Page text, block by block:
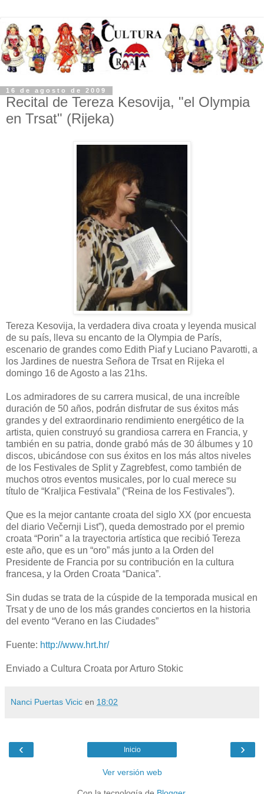
16 de agosto de 2009
Recital de Tereza Kesovija, "el Olympia
en Trsat" (Rijeka)
Tereza Kesovija, la verdadera diva croata y leyenda musical
de su país, lleva su encanto de la Olympia de París,
escenario de grandes como Edith Piaf y Luciano Pavarotti, a
los Jardines de nuestra Señora de Trsat en Rijeka el
domingo 16 de Agosto a las 21hs.
Los admiradores de su carrera musical, de una increíble
duración de 50 años, podrán disfrutar de sus éxitos más
grandes y del extraordinario rendimiento energético de la
artista, quien construyó su grandiosa carrera en Francia, y
también en su patria, donde grabó más de 30 álbumes y 10
discos, ubicándose con sus éxitos en los más altos niveles
de los Festivales de Split y Zagrebfest, como también de
muchos otros eventos musicales, por lo cual merece su
título de “Kraljica Festivala” (“Reina de los Festivales”).
Que es la mejor cantante croata del siglo XX (por encuesta
del diario Večernji List”), queda demostrado por el premio
croata “Porin” a la trayectoria artística que recibió Tereza
este año, que es un “oro” más junto a la Orden del
Presidente de Francia por su contribución en la cultura
francesa, y la Orden Croata “Danica”.
Sin dudas se trata de la cúspide de la temporada musical en
Trsat y de uno de los más grandes conciertos en la historia
del evento “Verano en las Ciudades”
Fuente: http://www.hrt.hr/
Enviado a Cultura Croata por Arturo Stokic
Nanci Puertas Vicic en 18:02
‹ ›
Inicio
Ver versión web